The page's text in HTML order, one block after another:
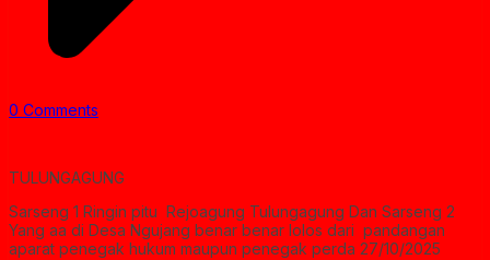
0 Comments
‎TULUNGAGUNG
‎Sarseng 1 Ringin pitu Rejoagung Tulungagung Dan Sarseng 2
Yang aa di Desa Ngujang benar benar lolos dari pandangan
aparat penegak hukum maupun penegak perda 27/10/2025